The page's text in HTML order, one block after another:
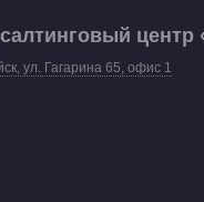
центр
ул. Гагарина 65, офис 1